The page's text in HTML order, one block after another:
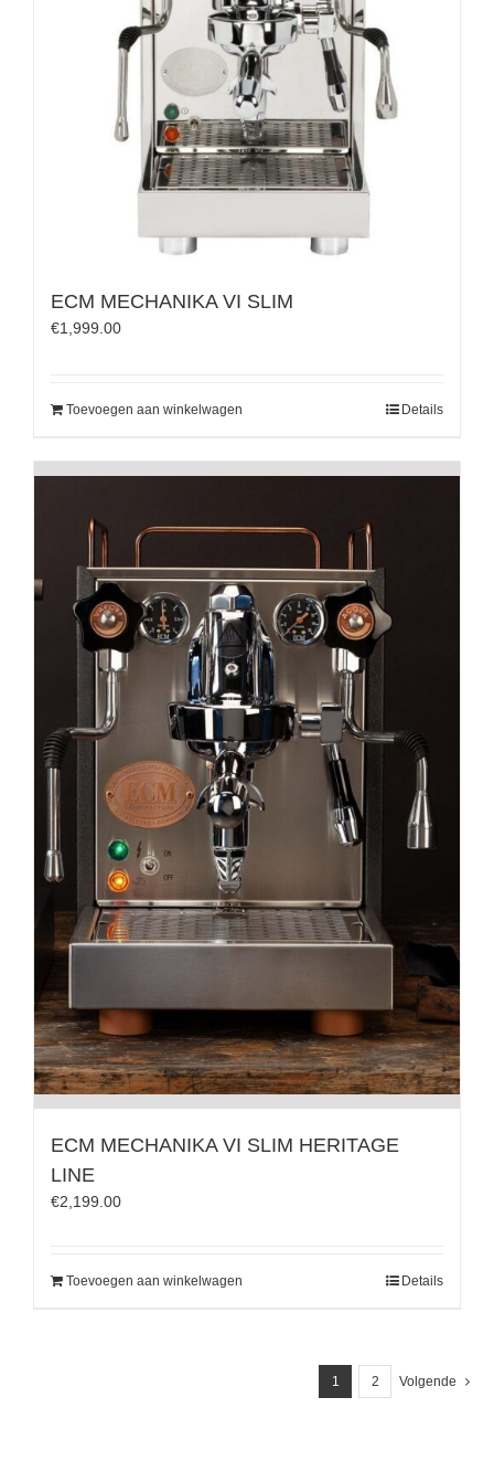
ECM MECHANIKA VI SLIM
€1,999.00
Toevoegen aan winkelwagen Details
ECM MECHANIKA VI SLIM HERITAGE
LINE
€2,199.00
Toevoegen aan winkelwagen Details
1 2 Volgende